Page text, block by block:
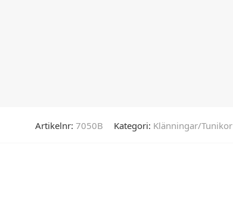
Artikelnr: 7050B Kategori: Klänningar/Tunikor